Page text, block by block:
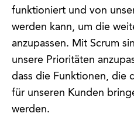
funktioniert und von
werden kann, um die
anzupassen. Mit Scrum
unsere Prioritäten
dass die Funktionen, die
für unseren Kunden
werden.